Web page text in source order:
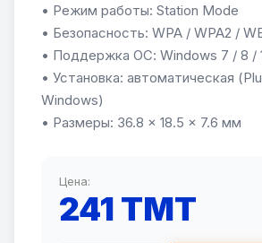
• Режим работы: Station Mode
• Безопасность: WPA / WPA2 /
• Поддержка ОС: Windows 7 / 8 /
• Установка: автоматическая
Windows)
• Размеры: 36.8 × 18.5 × 7.6 мм
Цена:
241 TMT